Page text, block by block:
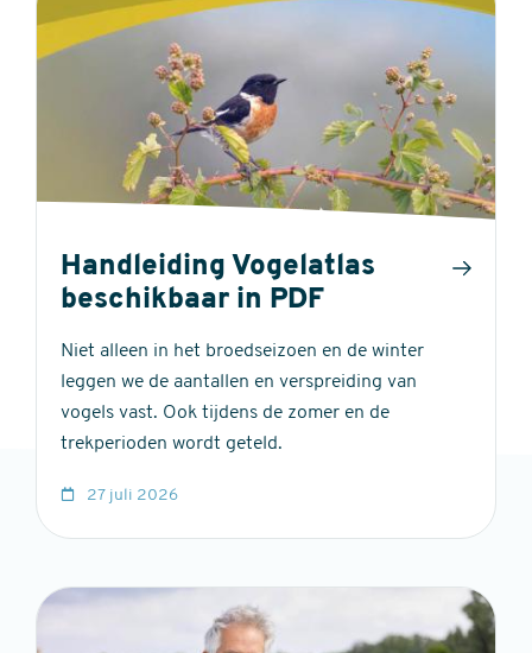
Handleiding Vogelatlas
beschikbaar in PDF
Niet alleen in het broedseizoen en de winter
leggen we de aantallen en verspreiding van
vogels vast. Ook tijdens de zomer en de
trekperioden wordt geteld.
27 juli 2026